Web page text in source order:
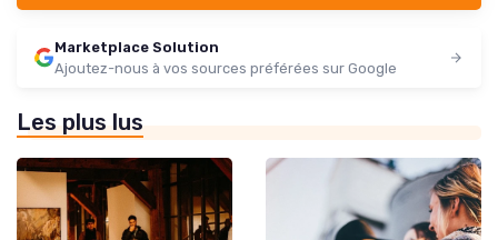
Marketplace Solution
Ajoutez-nous à vos sources préférées sur Google
Les plus lus